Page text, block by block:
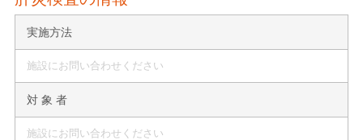
実施方法
施設にお問い合わせください
対 象 者
施設にお問い合わせください